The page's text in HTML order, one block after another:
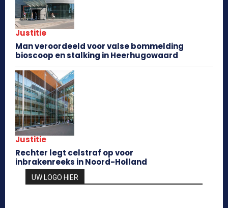
Justitie
Man veroordeeld voor valse bommelding
bioscoop en stalking in Heerhugowaard
Justitie
Rechter legt celstraf op voor
inbrakenreeks in Noord-Holland
UW LOGO HIER